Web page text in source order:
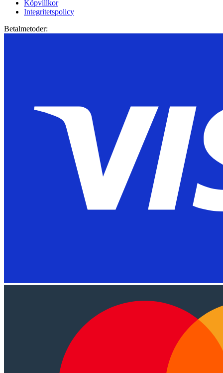
Köpvillkor
Integritetspolicy
Betalmetoder: